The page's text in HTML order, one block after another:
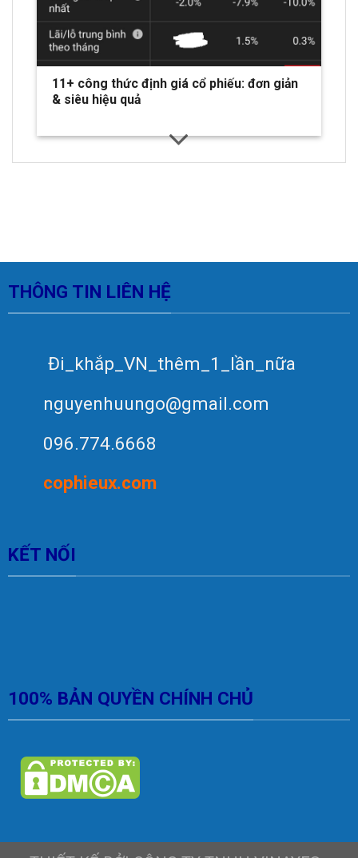
11+ công thức định giá cổ phiếu: đơn giản
& siêu hiệu quả
THÔNG TIN LIÊN HỆ
Đi_khắp_VN_thêm_1_lần_nữa
nguyenhuungo@gmail.com
096.774.6668
cophieux.com
KẾT NỐI
100% BẢN QUYỀN CHÍNH CHỦ